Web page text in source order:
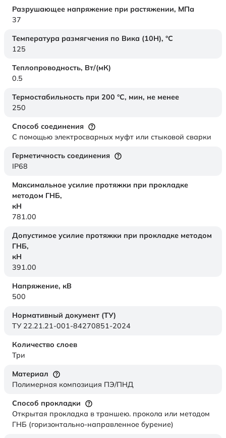
Разрушающее напряжение при растяжении, МПа
37
Температура размягчения по Вика (10Н), °C
125
Теплопроводность, Вт/(мК)
0.5
Термостабильность при 200 °С, мин, не менее
250
Способ соединения
С помощью электросварных муфт или стыковой сварки
Герметичность соединения
IP68
Максимальное усилие протяжки при прокладке
методом ГНБ,
кН
781.00
Допустимое усилие протяжки при прокладке методом
ГНБ,
кН
391.00
Напряжение, кВ
500
Нормативный документ (ТУ)
ТУ 22.21.21-001-84270851-2024
Количество слоев
Три
Материал
Полимерная композиция ПЭ/ПНД
Способ прокладки
Открытая прокладка в траншею. прокола или методом
ГНБ (горизонтально-направленное бурение)